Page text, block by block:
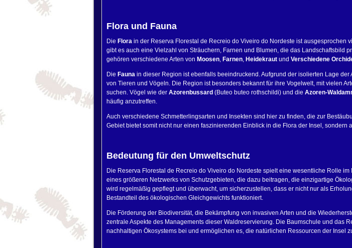
Flora und Fauna
Die Flora in der Reserva Florestal de Recreio do Viveiro do Nordeste ist ausgesprochen
gibt es auch eine Vielzahl von Sträuchern, Farnen und Blumen, die das Landschaftsbild
gehören verschiedene Arten von Moosen, Farnen, Heidekraut und Verschiedene
Die Fauna in dieser Region ist ebenfalls beeindruckend. Aufgrund der isolierten Lage der
von Tieren und Vögeln. Die Region ist besonders bekannt für ihre Vogelwelt, mit vielen
suchen. Vögel wie der Azorenbussard (Buteo buteo rothschildi) und die Azoren-
häufig anzutreffen.
Auch verschiedene Schmetterlingsarten und Insekten sind hier zu finden, die zur
Gebiet bietet somit nicht nur einen faszinierenden Einblick in die Flora der Insel, sondern
Bedeutung für den Umweltschutz
Die Reserva Florestal de Recreio do Viveiro do Nordeste spielt eine wesentliche Rolle im
eines größeren Netzwerks von Schutzgebieten, die dazu beitragen, die einzigartige
wird regelmäßig gepflegt und überwacht, um sicherzustellen, dass er nicht nur als
Bestandteil des ökologischen Gleichgewichts funktioniert.
Die Förderung der Biodiversität, die Bekämpfung von invasiven Arten und die
zentrale Aspekte des Managements dieser Waldreservierung. Die Baumschule und das
nachhaltigen Ökosystems bei und ermöglichen es, die natürlichen Ressourcen der Insel